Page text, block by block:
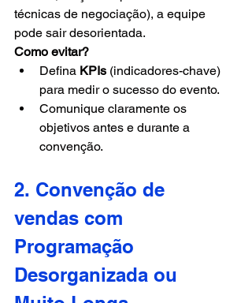
técnicas de negociação), a equipe
pode sair desorientada.
Como evitar?
Defina KPIs (indicadores-chave)
para medir o sucesso do evento.
Comunique claramente os
objetivos antes e durante a
convenção.
2. Convenção de
vendas com
Programação
Desorganizada ou